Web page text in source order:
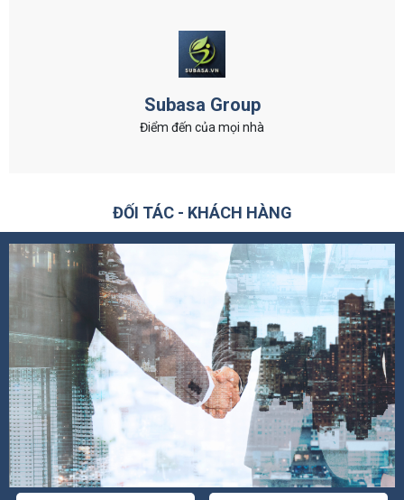
Subasa Group
Điểm đến của mọi nhà
ĐỐI TÁC - KHÁCH HÀNG